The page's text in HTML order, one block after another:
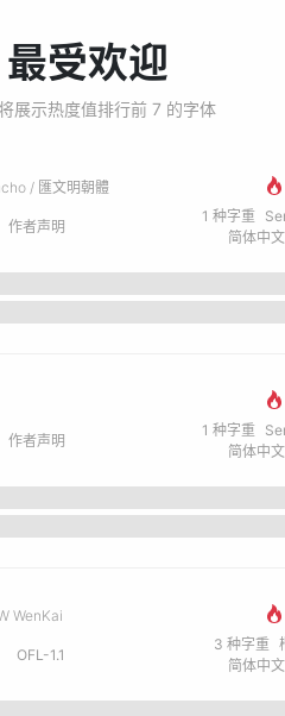
最受欢迎
展示热度值排行前 7 的字体
/ 匯文明朝體
作者声明
1 种字重
作者声明
1 种字重
WenKai
OFL-1.1
3 种字重